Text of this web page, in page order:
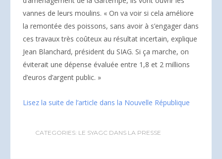
vannes de leurs moulins. « On va voir si cela améliore
la remontée des poissons, sans avoir à s’engager dans
ces travaux très coûteux au résultat incertain, explique
Jean Blanchard, président du SIAG. Si ça marche, on
éviterait une dépense évaluée entre 1,8 et 2 millions
d’euros d’argent public. »
Lisez la suite de l’article dans la Nouvelle République
CATEGORIES: LE SYAGC DANS LA PRESSE